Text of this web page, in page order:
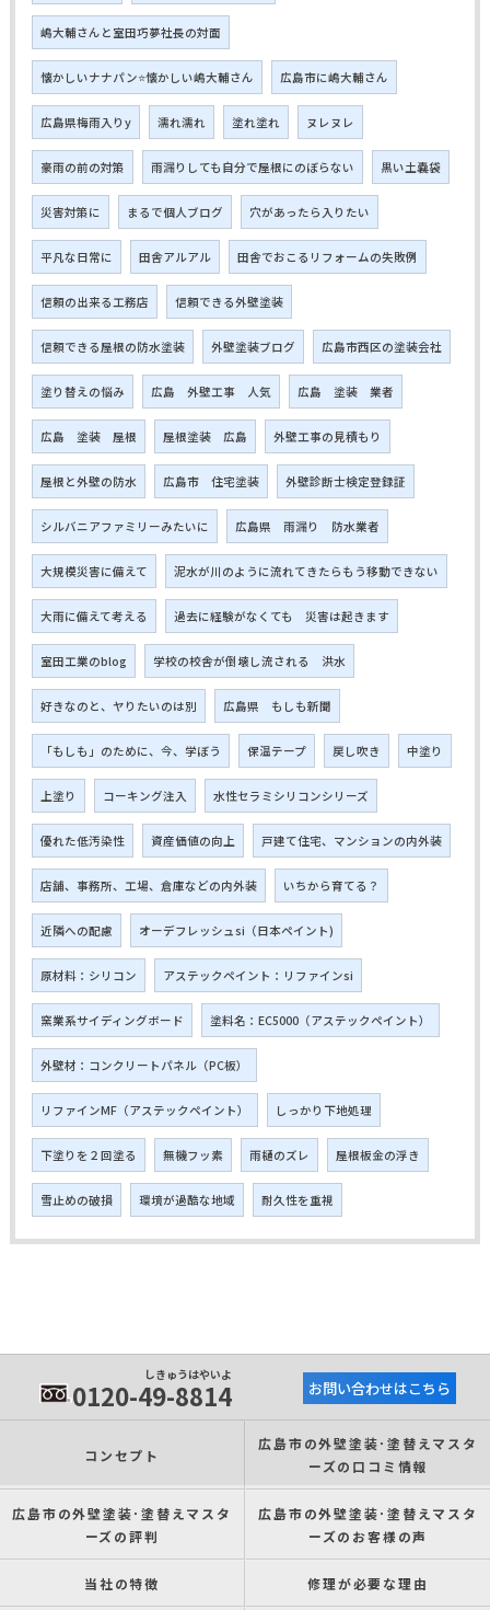
嶋大輔さんと室田巧夢社長の対面
懐かしいナナパン⭐懐かしい嶋大輔さん 広島市に嶋大輔さん
広島県梅雨入りy 濡れ濡れ 塗れ塗れ ヌレヌレ
豪雨の前の対策 雨漏りしても自分で屋根にのぼらない 黒い土嚢袋
災害対策に まるで個人ブログ 穴があったら入りたい
平凡な日常に 田舎アルアル 田舎でおこるリフォームの失敗例
信頼の出来る工務店 信頼できる外壁塗装
信頼できる屋根の防水塗装 外壁塗装ブログ 広島市西区の塗装会社
塗り替えの悩み 広島 外壁工事 人気 広島 塗装 業者
広島 塗装 屋根 屋根塗装 広島 外壁工事の見積もり
屋根と外壁の防水 広島市 住宅塗装 外壁診断士検定登録証
シルバニアファミリーみたいに 広島県 雨漏り 防水業者
大規模災害に備えて 泥水が川のように流れてきたらもう移動できない
大雨に備えて考える 過去に経験がなくても 災害は起きます
室田工業のblog 学校の校舎が倒壊し流される 洪水
好きなのと、ヤりたいのは別 広島県 もしも新聞
「もしも」のために、今、学ぼう 保温テープ 戻し吹き 中塗り
上塗り コーキング注入 水性セラミシリコンシリーズ
優れた低汚染性 資産価値の向上 戸建て住宅、マンションの内外装
店舗、事務所、工場、倉庫などの内外装 いちから育てる？
近隣への配慮 オーデフレッシュsi（日本ペイント)
原材料：シリコン アステックペイント：リファインsi
窯業系サイディングボード 塗料名：EC5000（アステックペイント）
外壁材：コンクリートパネル（PC板）
リファインMF（アステックペイント） しっかり下地処理
下塗りを２回塗る 無機フッ素 雨樋のズレ 屋根板金の浮き
雪止めの破損 環境が過酷な地域 耐久性を重視
しきゅうはやいよ
0120-49-8814 お問い合わせはこちら
コンセプト
広島市の外壁塗装･塗替えマスタ
ーズの口コミ情報
広島市の外壁塗装･塗替えマスタ
ーズの評判
広島市の外壁塗装･塗替えマスタ
ーズのお客様の声
当社の特徴 修理が必要な理由